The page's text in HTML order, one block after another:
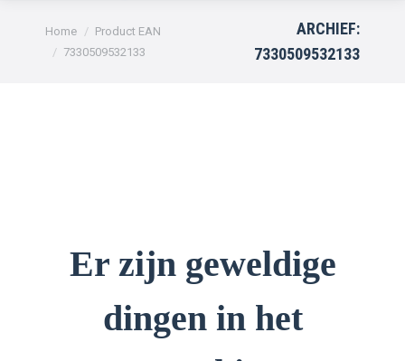
Je bent hier:
Home
Product EAN
7330509532133
ARCHIEF:
7330509532133
Er zijn geweldige
dingen in het